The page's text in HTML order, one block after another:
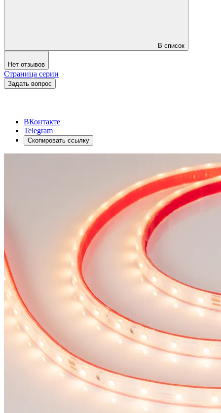
В список
Нет отзывов
Страница серии
Задать вопрос
ВКонтакте
Telegram
Скопировать ссылку